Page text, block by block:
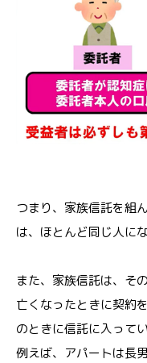
つまり、家族信託を組
は、ほとんど同じ人に
また、家族信託は、そ
亡くなったときに契約
のときに信託に入って
例えば、アパートは長